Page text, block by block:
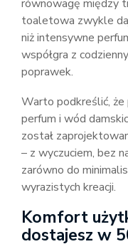
równowagę między
toaletowa zwykle
niż intensywne
współgra z
poprawek.
Warto podkreślić,
perfum i wód
został
– z wyczuciem, bez
zarówno do
wyrazistych kreacji.
Komfort
dostajesz w